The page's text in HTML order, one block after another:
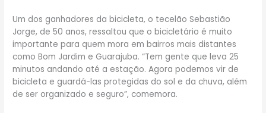
Um dos ganhadores da bicicleta, o tecelão Sebastião
Jorge, de 50 anos, ressaltou que o bicicletário é muito
importante para quem mora em bairros mais distantes
como Bom Jardim e Guarajuba. “Tem gente que leva 25
minutos andando até a estação. Agora podemos vir de
bicicleta e guardá-las protegidas do sol e da chuva, além
de ser organizado e seguro”, comemora.